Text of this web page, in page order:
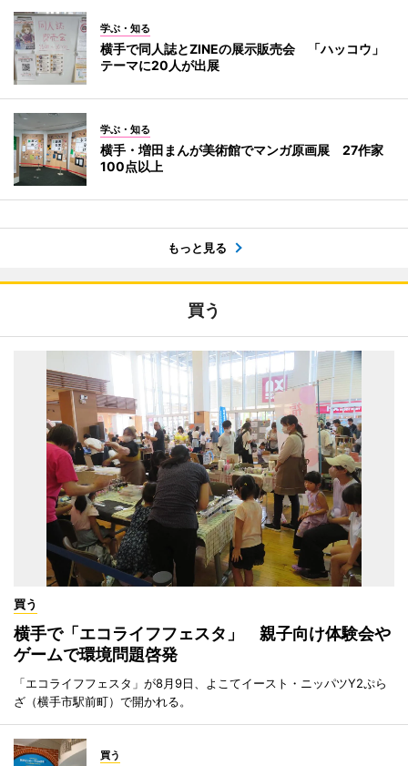
学ぶ・知る
横手で同人誌とZINEの展示販売会 「ハッコウ」
テーマに20人が出展
学ぶ・知る
横手・増田まんが美術館でマンガ原画展 27作家
100点以上
もっと見る
買う
買う
横手で「エコライフフェスタ」 親子向け体験会や
ゲームで環境問題啓発
「エコライフフェスタ」が8月9日、よこてイースト・ニッパツY2ぷら
ざ（横手市駅前町）で開かれる。
買う